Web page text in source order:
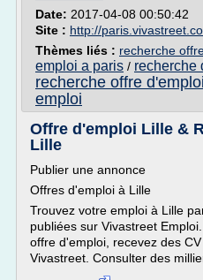
Date: 2017-04-08 00:50:42
Site : http://
Thèmes liés : recherche
emploi a paris / recherche
recherche offre d'emploi
emploi
Offre d'emploi Lille &
Lille
Publier une annonce
Offres d'emploi à Lille
Trouvez votre emploi à Lille
publiées sur Vivastreet
offre d'emploi, recevez des
Vivastreet. Consulter des